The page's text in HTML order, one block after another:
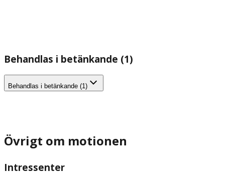
Behandlas i betänkande (1)
Behandlas i betänkande (1)
Övrigt om motionen
Intressenter